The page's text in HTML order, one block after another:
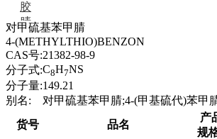
胶
腈
精
肼
醌
蜡
锂
磷
对甲硫基苯甲腈
4-(METHYLTHIO)BENZON
CAS号:21382-98-9
分子式:C8H7NS
分子量:149.21
别名:
对甲硫基苯甲腈;4-(甲基硫代)苯甲
货号
品名
产
规